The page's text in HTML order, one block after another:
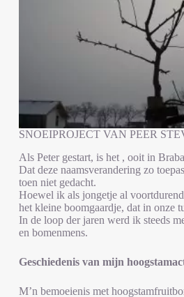
SNOEIPROJECT VAN PEER
Als Peter gestart, is het , ooit in
Dat deze naamsverandering zo
toen niet gedacht.
Hoewel ik als jongetje al
het kleine boomgaardje, dat in onze
In de loop der jaren werd ik steeds
en bomenmens.
Geschiedenis van mijn
M’n bemoeienis met